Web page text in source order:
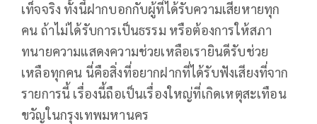
เท็จจริง ทั้งนี้ฝากบอกกับผู้ที่ได้รับความเสียหายทุก
คน ถ้าไม่ได้รับการเป็นธรรม หรือต้องการให้สภา
ทนายความแสดงความช่วยเหลือเรายินดีรับช่วย
เหลือทุกคน นี่คือสิ่งที่อยากฝากที่ได้รับฟังเสียงที่จาก
รายการนี้ เรื่องนี้ถือเป็นเรื่องใหญ่ที่เกิดเหตุสะเทือน
ขวัญในกรุงเทพมหานคร